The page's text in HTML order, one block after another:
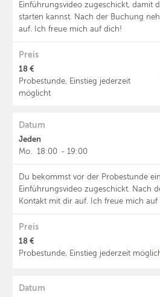
Einführungsvideo zugeschickt, damit
starten kannst. Nach der Buchung
auf. Ich freue mich auf dich!
Preis
18 €
Probestunde, Einstieg jederzeit
möglicht
Datum
Jeden
Mo. 18:00 - 19:00
Du bekommst vor der Probestunde
Einführungsvideo zugeschickt. Nach
Kontakt mit dir auf. Ich freue mich auf
Preis
18 €
Probestunde, Einstieg jederzeit
Datum